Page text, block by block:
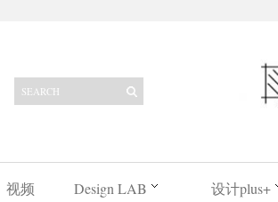
视频 Design LAB 设计plus+